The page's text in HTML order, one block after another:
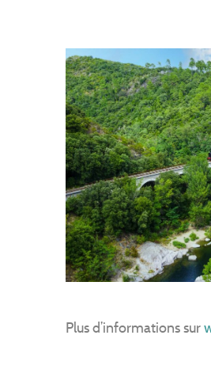
Plus d’informations sur